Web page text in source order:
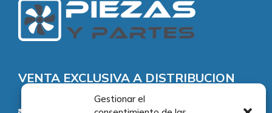
Gestionar el
VENTA EXCLUSIVA A DISTRIBUCION